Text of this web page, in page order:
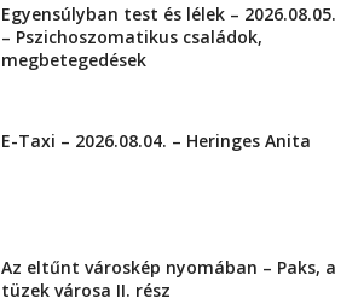
Egyensúlyban test és lélek – 2026.08.05.
– Pszichoszomatikus családok,
megbetegedések
E-Taxi – 2026.08.04. – Heringes Anita
Az eltűnt városkép nyomában – Paks, a
tüzek városa II. rész